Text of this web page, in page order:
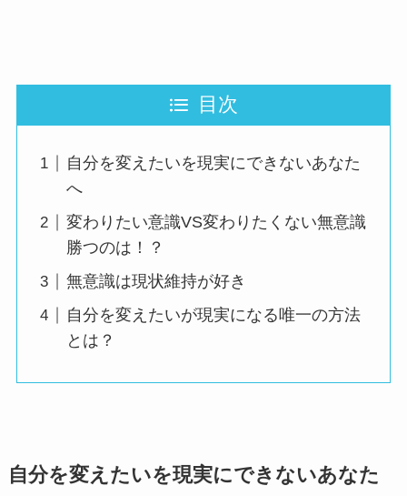
目次
自分を変えたいを現実にできないあなた
へ
変わりたい意識VS変わりたくない無意識
勝つのは！？
無意識は現状維持が好き
自分を変えたいが現実になる唯一の方法
とは？
自分を変えたいを現実にできないあなた